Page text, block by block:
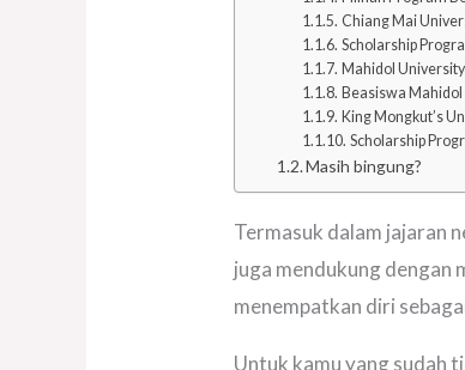
Chiang Mai
Scholarship
Mahidol University
Beasiswa
King Mongkut’s
Scholarship
Masih bingung?
Termasuk dalam jajaran
juga mendukung dengan
menempatkan diri
Untuk kamu yang sudah